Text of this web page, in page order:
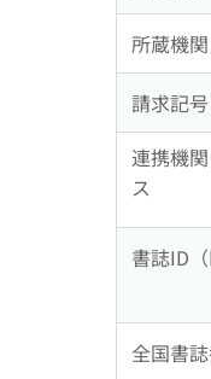
所蔵機関
請求記号
連携機
ス
書誌ID
全国書